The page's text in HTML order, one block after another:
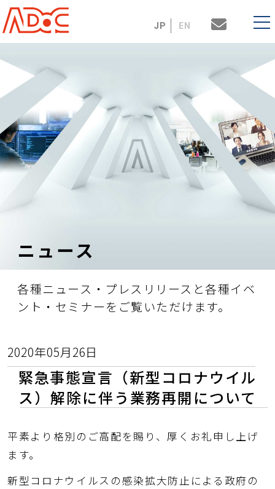
JP EN
ニュース
各種ニュース・プレスリリースと各種イベ
ント・セミナーをご覧いただけます。
2020年05月26日
緊急事態宣言（新型コロナウイル
ス）解除に伴う業務再開について
平素より格別のご高配を賜り、厚くお礼申し上げ
ます。
新型コロナウイルスの感染拡大防止による政府の